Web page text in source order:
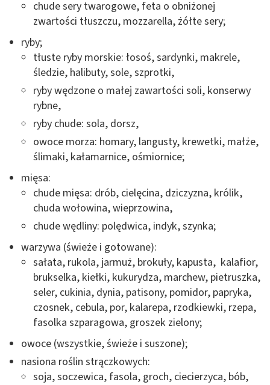
chude sery twarogowe, feta o obniżonej
zwartości tłuszczu, mozzarella, żółte sery;
ryby;
tłuste ryby morskie: łosoś, sardynki, makrele,
śledzie, halibuty, sole, szprotki,
ryby wędzone o małej zawartości soli, konserwy
rybne,
ryby chude: sola, dorsz,
owoce morza: homary, langusty, krewetki, małże,
ślimaki, kałamarnice, ośmiornice;
mięsa:
chude mięsa: drób, cielęcina, dziczyzna, królik,
chuda wołowina, wieprzowina,
chude wędliny: polędwica, indyk, szynka;
warzywa (świeże i gotowane):
sałata, rukola, jarmuż, brokuły, kapusta, kalafior,
brukselka, kiełki, kukurydza, marchew, pietruszka,
seler, cukinia, dynia, patisony, pomidor, papryka,
czosnek, cebula, por, kalarepa, rzodkiewki, rzepa,
fasolka szparagowa, groszek zielony;
owoce (wszystkie, świeże i suszone);
nasiona roślin strączkowych:
soja, soczewica, fasola, groch, ciecierzyca, bób,